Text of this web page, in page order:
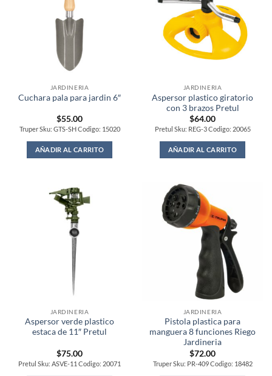
JARDINERIA
Cuchara pala para jardin 6″
$55.00
Truper Sku: GTS-SH Codigo: 15020
AÑADIR AL CARRITO
JARDINERIA
Aspersor plastico giratorio
con 3 brazos Pretul
$64.00
Pretul Sku: REG-3 Codigo: 20065
AÑADIR AL CARRITO
JARDINERIA
Aspersor verde plastico
estaca de 11″ Pretul
$75.00
Pretul Sku: ASVE-11 Codigo: 20071
JARDINERIA
Pistola plastica para
manguera 8 funciones Riego
Jardineria
$72.00
Truper Sku: PR-409 Codigo: 18482